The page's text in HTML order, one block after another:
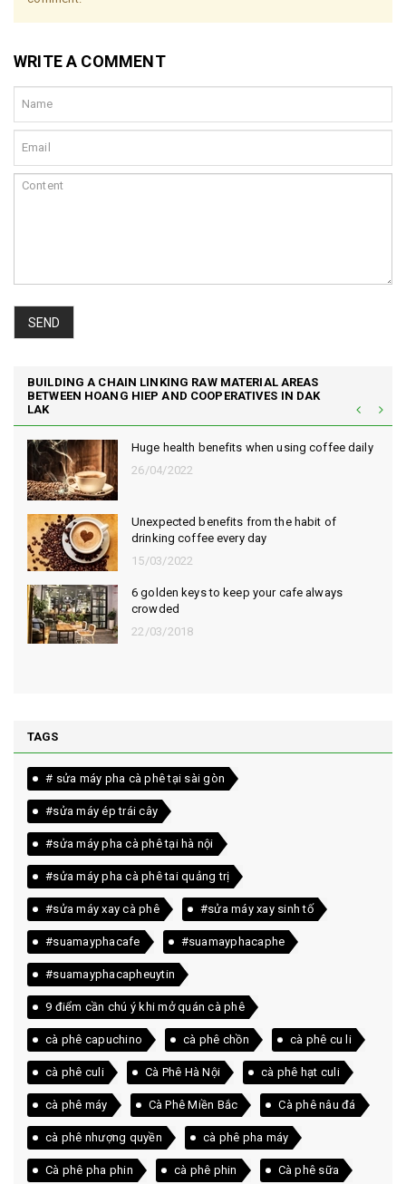
WRITE A COMMENT
SEND
BUILDING A CHAIN LINKING RAW MATERIAL AREAS
BETWEEN HOANG HIEP AND COOPERATIVES IN DAK
LAK
Huge health benefits when using coffee daily
26/04/2022
Unexpected benefits from the habit of
drinking coffee every day
15/03/2022
6 golden keys to keep your cafe always
crowded
22/03/2018
TAGS
# sửa máy pha cà phê tại sài gòn
#sửa máy ép trái cây
#sửa máy pha cà phê tại hà nội
#sửa máy pha cà phê tai quảng trị
#sửa máy xay cà phê #sửa máy xay sinh tố
#suamayphacafe #suamayphacaphe
#suamayphacapheuytin
9 điểm cần chú ý khi mở quán cà phê
cà phê capuchino cà phê chồn cà phê cu li
cà phê culi Cà Phê Hà Nội cà phê hạt culi
cà phê máy Cà Phê Miền Bắc Cà phê nâu đá
cà phê nhượng quyền cà phê pha máy
Cà phê pha phin cà phê phin Cà phê sữa